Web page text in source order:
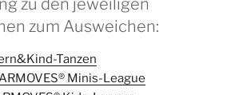
zu den jeweiligen
zum Ausweichen:
Tanzen
Minis-League